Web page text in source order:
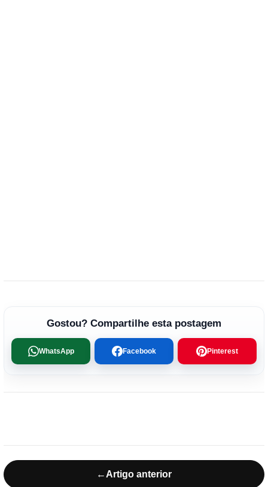
Gostou? Compartilhe esta postagem
WhatsApp Facebook Pinterest
← Artigo anterior